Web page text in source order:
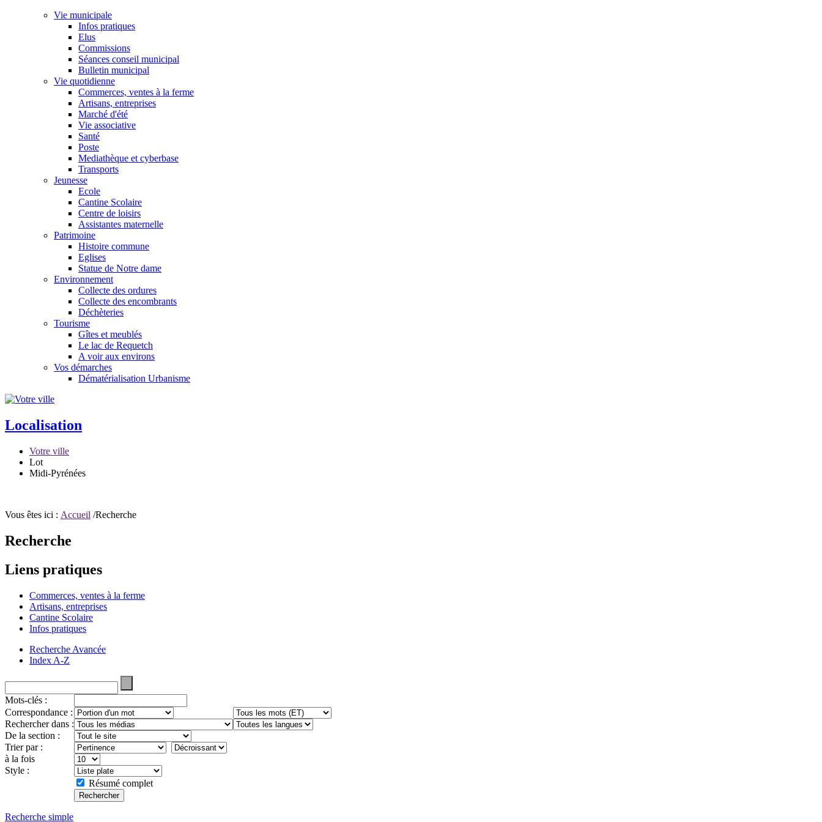
Vie municipale
Infos pratiques
Elus
Commissions
Séances conseil municipal
Bulletin municipal
Vie quotidienne
Commerces, ventes à la ferme
Artisans, entreprises
Marché d'été
Vie associative
Santé
Poste
Mediathèque et cyberbase
Transports
Jeunesse
Ecole
Cantine Scolaire
Centre de loisirs
Assistantes maternelle
Patrimoine
Histoire commune
Eglises
Statue de Notre dame
Environnement
Collecte des ordures
Collecte des encombrants
Déchèteries
Tourisme
Gîtes et meublés
Le lac de Requetch
A voir aux environs
Vos démarches
Dématérialisation Urbanisme
Localisation
Votre ville
Lot
Midi-Pyrénées
Vous êtes ici : Accueil /Recherche
Recherche
Liens pratiques
Commerces, ventes à la ferme
Artisans, entreprises
Cantine Scolaire
Infos pratiques
Recherche Avancée
Index A-Z
Mots-clés :
Correspondance :
Rechercher dans :
De la section :
Trier par :
à la fois
Style :
Résumé complet
Recherche simple